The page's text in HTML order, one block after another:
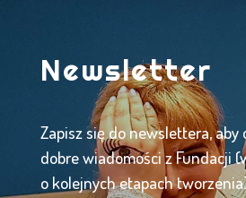
Newsletter
Zapisz się do newslettera, aby
dobre wiadomości z Fundacji
o kolejnych etapach